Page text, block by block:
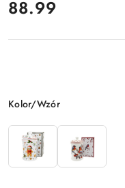
cena:
88.99
Wariant
Kolor/Wzór